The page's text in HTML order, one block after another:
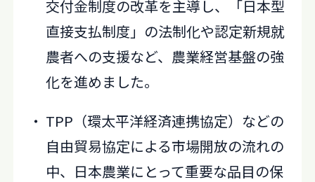
交付金制度の改革を主導し、「日本型
直接支払制度」の法制化や認定新規就
農者への支援など、農業経営基盤の強
化を進めました。
TPP（環太平洋経済連携協定）などの
自由貿易協定による市場開放の流れの
中、日本農業にとって重要な品目の保